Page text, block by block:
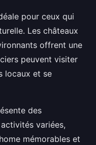
pour ceux qui
Les châteaux
offrent une
peuvent visiter
locaux et se
des
variées,
mémorables et